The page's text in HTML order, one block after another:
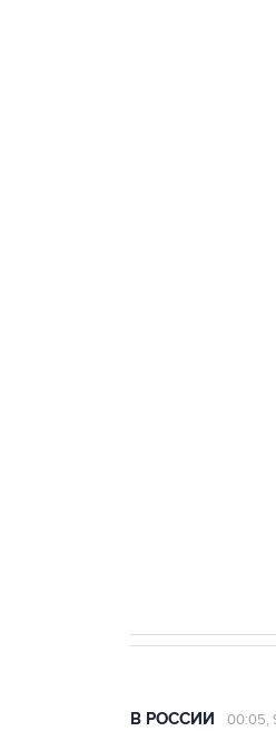
В РОССИИ 00:05,